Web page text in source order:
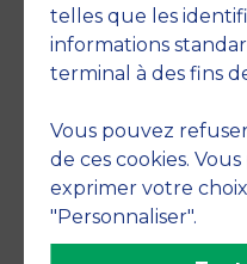
Engagements
telles que les
informations
terminal à des fins
Vous pouvez
de ces cookies.
exprimer votre
"Personnaliser".